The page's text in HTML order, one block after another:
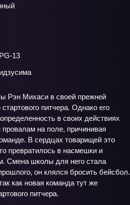
PG-13
Рэн Михаси в своей прежней
питчера. Однако его
в своих действиях
на поле, причинивая
В сердцах товарищей это
превратилось в насмешки и
Смена школы для него стала
он клялся бросить бейсбол.
как новая команда тут же
питчера.